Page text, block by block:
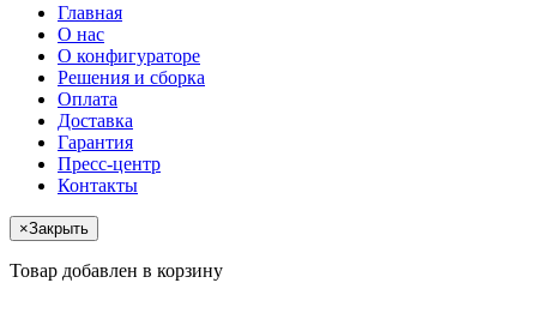
Главная
О нас
О конфигураторе
Решения и сборка
Оплата
Доставка
Гарантия
Пресс-центр
Контакты
×Закрыть
Товар добавлен в корзину